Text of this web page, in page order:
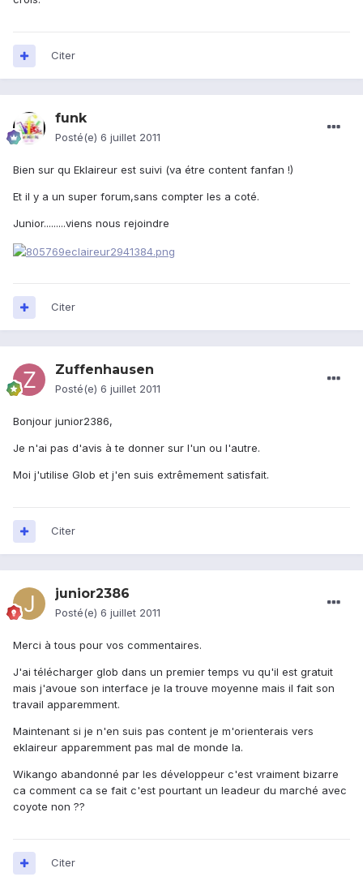
Citer
funk
Posté(e) 6 juillet 2011
Bien sur qu Eklaireur est suivi (va étre content fanfan !)
Et il y a un super forum,sans compter les a coté.
Junior.........viens nous rejoindre
Citer
Zuffenhausen
Posté(e) 6 juillet 2011
Bonjour junior2386,
Je n'ai pas d'avis à te donner sur l'un ou l'autre.
Moi j'utilise Glob et j'en suis extrêmement satisfait.
Citer
junior2386
Posté(e) 6 juillet 2011
Merci à tous pour vos commentaires.
J'ai télécharger glob dans un premier temps vu qu'il est gratuit
mais j'avoue son interface je la trouve moyenne mais il fait son
travail apparemment.
Maintenant si je n'en suis pas content je m'orienterais vers
eklaireur apparemment pas mal de monde la.
Wikango abandonné par les développeur c'est vraiment bizarre
ca comment ca se fait c'est pourtant un leadeur du marché avec
coyote non ??
Citer